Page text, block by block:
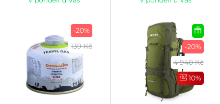
-20%
139 Kč
-20%
4 940 Kč
10%